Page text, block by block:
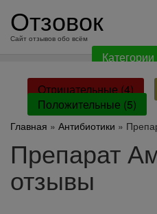
содержанию
Отзовок
Сайт отзывов обо всём
Категории
Отрицательные (4)
Положительные (5)
Главная » Антибиотики »
Препарат
отзывы